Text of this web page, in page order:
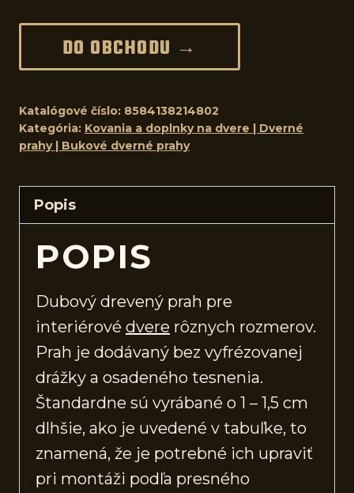
DO OBCHODU →
Katalógové číslo: 8584138214802
Kategória: Kovania a doplnky na dvere | Dverné
prahy | Bukové dverné prahy
Popis
POPIS
Dubový drevený prah pre
interiérové dvere rôznych rozmerov.
Prah je dodávaný bez vyfrézovanej
drážky a osadeného tesnenia.
Štandardne sú vyrábané o 1 – 1,5 cm
dlhšie, ako je uvedené v tabuľke, to
znamená, že je potrebné ich upraviť
pri montáži podľa presného